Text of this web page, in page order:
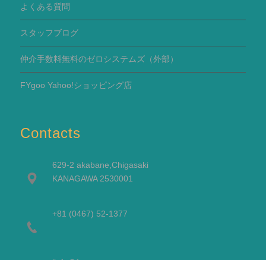
よくある質問
スタッフブログ
仲介手数料無料のゼロシステムズ（外部）
FYgoo Yahoo!ショッピング店
Contacts
629-2 akabane,Chigasaki
KANAGAWA 2530001
+81 (0467) 52-1377